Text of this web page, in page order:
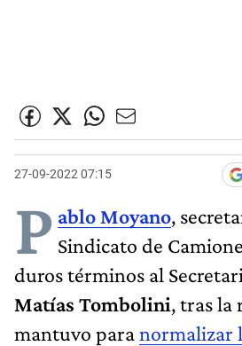
27-09-2022 07:15
P ablo Moyano,
Sindicato de
duros términos al
Matías Tombolini, tras la
mantuvo paranormalizar